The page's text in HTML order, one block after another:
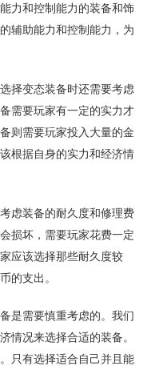
力和控制能力的装备和饰
辅助能力和控制能力，为
择变态装备时还需要考虑
需要玩家有一定的实力才
则需要玩家投入大量的金
根据自身的实力和经济情
虑装备的耐久度和修理费
损坏，需要玩家花费一定
应该选择那些耐久度较
的支出。
是需要慎重考虑的。我们
情况来选择合适的装备。
只有选择适合自己并且能